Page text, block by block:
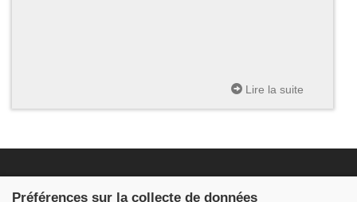
Lire la suite
Préférences sur la collecte de données